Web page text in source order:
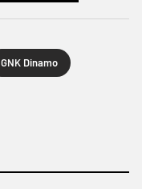
GNK Dinamo